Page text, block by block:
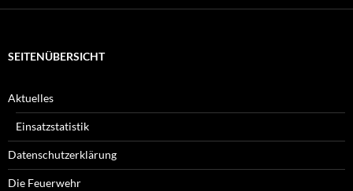
SEITENÜBERSICHT
Aktuelles
Einsatzstatistik
Datenschutzerklärung
Die Feuerwehr